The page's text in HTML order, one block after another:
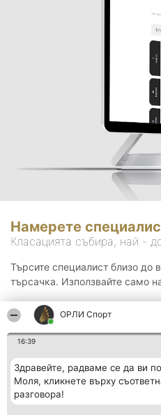
ОРЛИ Спорт
16:39
Здравейте, радваме се да ви
Моля, кликнете върху
разговора!
Намерете
Класацията събира, най -
Търсите специалист близо до
търсачка. Използвайте само